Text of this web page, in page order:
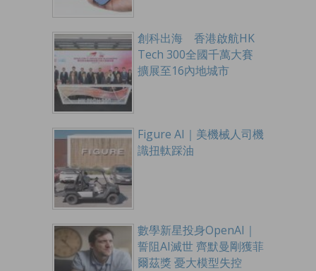
創科出海 香港啟航HK
Tech 300全國千萬大賽
擴展至16內地城市
Figure AI｜美機械人司機
識扭軚踩油
數學新星投身OpenAI｜
誓阻AI滅世 齊默曼剛獲菲
爾茲獎 憂大模型失控